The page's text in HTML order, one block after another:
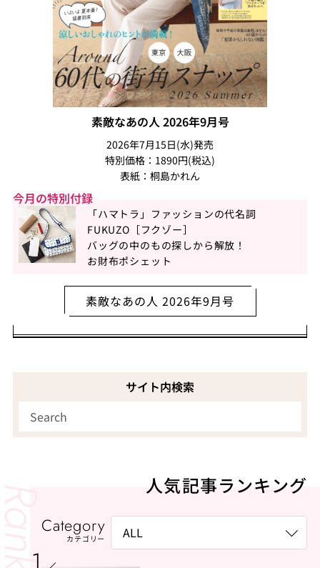
素敵なあの人 2026年9月号
2026年7月15日(水)発売
特別価格：1890円(税込)
表紙：桐島かれん
今月の特別付録
「ハマトラ」ファッションの代名詞
FUKUZO［フクゾー］
バッグの中のもの探しから解放！
お財布ポシェット
素敵なあの人 2026年9月号
サイト内検索
人気記事ランキング
Category
カテゴリー